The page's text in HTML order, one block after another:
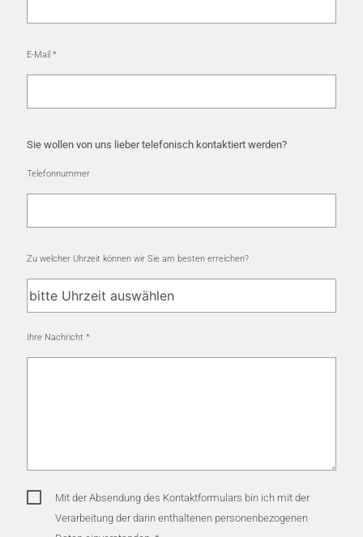
E-Mail *
Sie wollen von uns lieber telefonisch kontaktiert werden?
Telefonnummer
Zu welcher Uhrzeit können wir Sie am besten erreichen?
Ihre Nachricht *
Mit der Absendung des Kontaktformulars bin ich mit der
Verarbeitung der darin enthaltenen personenbezogenen